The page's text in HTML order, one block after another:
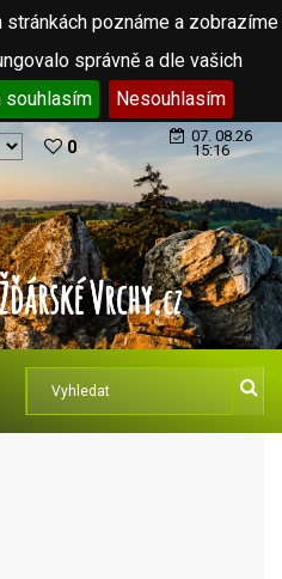
poznáme a zobrazíme
správně a dle vašich
souhlasím Nesouhlasím
0
07. 08.26
15:16